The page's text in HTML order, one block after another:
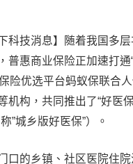
技消息】随着我国多层
普惠商业保险正加速打通
险优选平台蚂蚁保联合
机构，共同推出了“好医
”城乡版好医保”）。
的乡镇、社区医院住院